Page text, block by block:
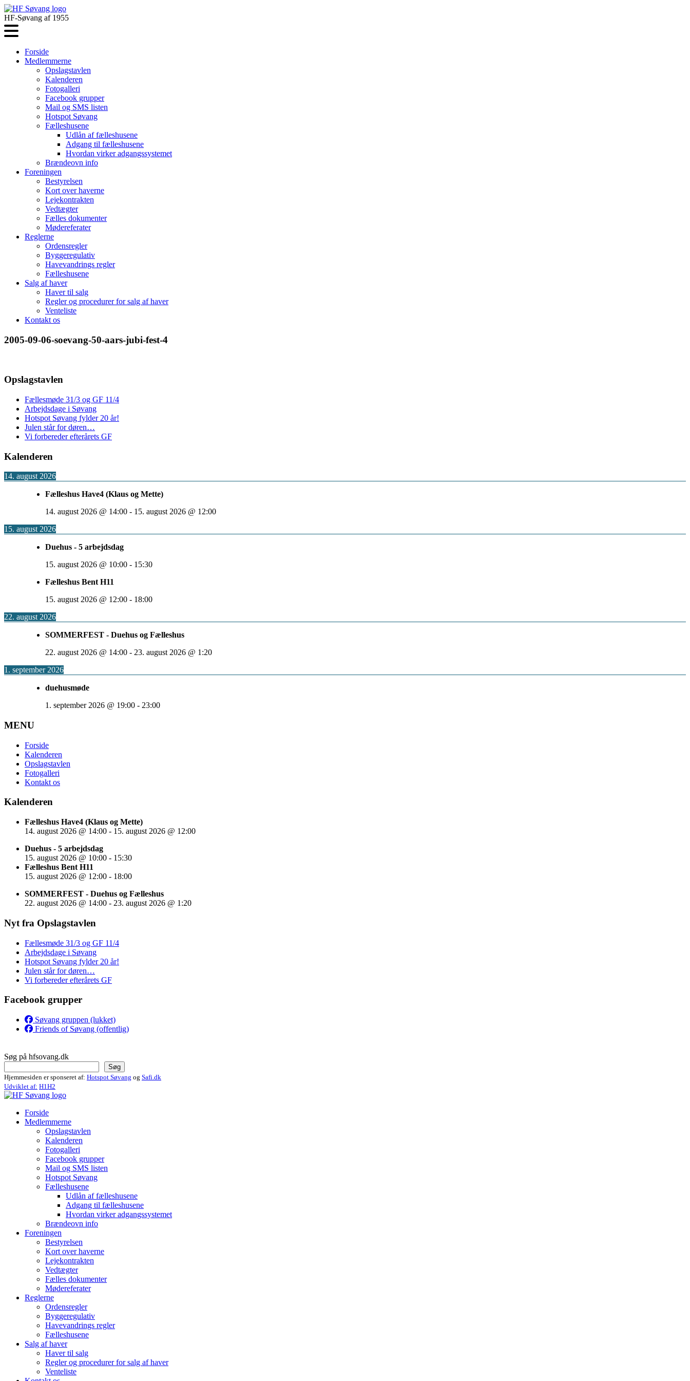
HF-Søvang af 1955
Forside
Medlemmerne
Opslagstavlen
Kalenderen
Fotogalleri
Facebook grupper
Mail og SMS listen
Hotspot Søvang
Fælleshusene
Udlån af fælleshusene
Adgang til fælleshusene
Hvordan virker adgangssystemet
Brændeovn info
Foreningen
Bestyrelsen
Kort over haverne
Lejekontrakten
Vedtægter
Fælles dokumenter
Mødereferater
Reglerne
Ordensregler
Byggeregulativ
Havevandrings regler
Fælleshusene
Salg af haver
Haver til salg
Regler og procedurer for salg af haver
Venteliste
Kontakt os
2005-09-06-soevang-50-aars-jubi-fest-4
Opslagstavlen
Fællesmøde 31/3 og GF 11/4
Arbejdsdage i Søvang
Hotspot Søvang fylder 20 år!
Julen står for døren…
Vi forbereder efterårets GF
Kalenderen
14. august 2026
Fælleshus Have4 (Klaus og Mette)
14. august 2026 @ 14:00 - 15. august 2026 @ 12:00
15. august 2026
Duehus - 5 arbejdsdag
15. august 2026 @ 10:00 - 15:30
Fælleshus Bent H11
15. august 2026 @ 12:00 - 18:00
22. august 2026
SOMMERFEST - Duehus og Fælleshus
22. august 2026 @ 14:00 - 23. august 2026 @ 1:20
1. september 2026
duehusmøde
1. september 2026 @ 19:00 - 23:00
MENU
Forside
Kalenderen
Opslagstavlen
Fotogalleri
Kontakt os
Kalenderen
Fælleshus Have4 (Klaus og Mette)
14. august 2026 @ 14:00 - 15. august 2026 @ 12:00
Duehus - 5 arbejdsdag
15. august 2026 @ 10:00 - 15:30
Fælleshus Bent H11
15. august 2026 @ 12:00 - 18:00
SOMMERFEST - Duehus og Fælleshus
22. august 2026 @ 14:00 - 23. august 2026 @ 1:20
Nyt fra Opslagstavlen
Fællesmøde 31/3 og GF 11/4
Arbejdsdage i Søvang
Hotspot Søvang fylder 20 år!
Julen står for døren…
Vi forbereder efterårets GF
Facebook grupper
Søvang gruppen (lukket)
Friends of Søvang (offentlig)
Søg på hfsovang.dk
Søg
Hjemmesiden er sponseret af: Hotspot Søvang og Safi.dk
Udviklet af: H1H2
Forside
Medlemmerne
Opslagstavlen
Kalenderen
Fotogalleri
Facebook grupper
Mail og SMS listen
Hotspot Søvang
Fælleshusene
Udlån af fælleshusene
Adgang til fælleshusene
Hvordan virker adgangssystemet
Brændeovn info
Foreningen
Bestyrelsen
Kort over haverne
Lejekontrakten
Vedtægter
Fælles dokumenter
Mødereferater
Reglerne
Ordensregler
Byggeregulativ
Havevandrings regler
Fælleshusene
Salg af haver
Haver til salg
Regler og procedurer for salg af haver
Venteliste